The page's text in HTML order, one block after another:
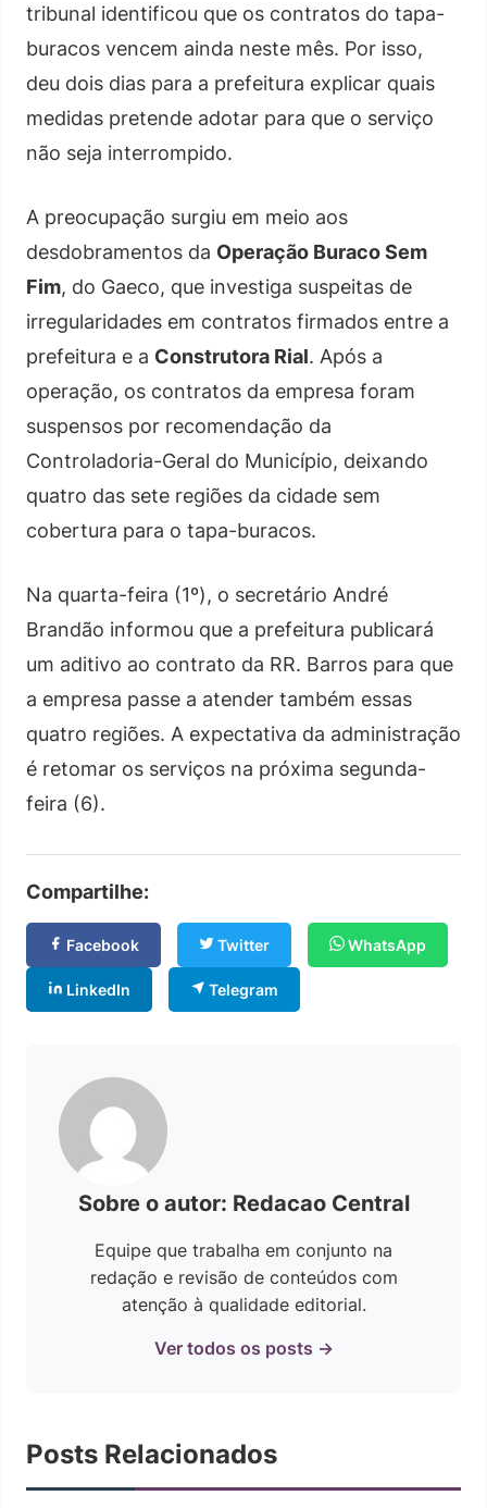
tribunal identificou que os contratos do tapa-
buracos vencem ainda neste mês. Por isso,
deu dois dias para a prefeitura explicar quais
medidas pretende adotar para que o serviço
não seja interrompido.
A preocupação surgiu em meio aos
desdobramentos da Operação Buraco Sem
Fim, do Gaeco, que investiga suspeitas de
irregularidades em contratos firmados entre a
prefeitura e a Construtora Rial. Após a
operação, os contratos da empresa foram
suspensos por recomendação da
Controladoria-Geral do Município, deixando
quatro das sete regiões da cidade sem
cobertura para o tapa-buracos.
Na quarta-feira (1º), o secretário André
Brandão informou que a prefeitura publicará
um aditivo ao contrato da RR. Barros para que
a empresa passe a atender também essas
quatro regiões. A expectativa da administração
é retomar os serviços na próxima segunda-
feira (6).
Compartilhe:
Facebook Twitter WhatsApp
LinkedIn Telegram
Sobre o autor: Redacao Central
Equipe que trabalha em conjunto na
redação e revisão de conteúdos com
atenção à qualidade editorial.
Ver todos os posts →
Posts Relacionados